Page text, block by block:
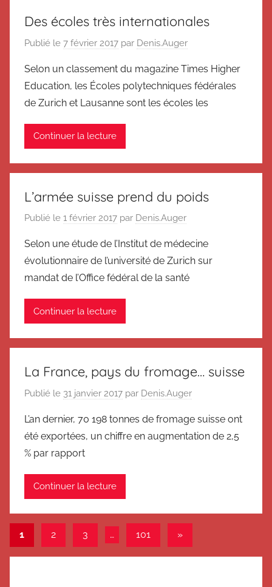
Des écoles très internationales
Publié le 7 février 2017 par Denis.Auger
Selon un classement du magazine Times Higher
Education, les Écoles polytechniques fédérales
de Zurich et Lausanne sont les écoles les
Continuer la lecture
L’armée suisse prend du poids
Publié le 1 février 2017 par Denis.Auger
Selon une étude de l’Institut de médecine
évolutionnaire de l’université de Zurich sur
mandat de l’Office fédéral de la santé
Continuer la lecture
La France, pays du fromage… suisse
Publié le 31 janvier 2017 par Denis.Auger
L’an dernier, 70 198 tonnes de fromage suisse ont
été exportées, un chiffre en augmentation de 2,5
% par rapport
Continuer la lecture
Navigation
des
1 2 3 … 101
Articles
»